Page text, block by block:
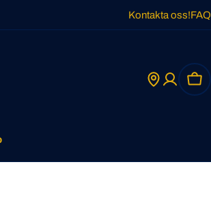
Kontakta oss!FAQ